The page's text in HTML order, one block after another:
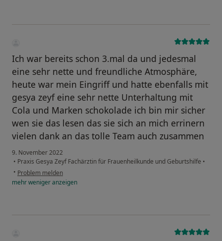
Ich war bereits schon 3.mal da und jedesmal
eine sehr nette und freundliche Atmosphäre,
heute war mein Eingriff und hatte ebenfalls mit
gesya zeyf eine sehr nette Unterhaltung mit
Cola und Marken schokolade ich bin mir sicher
wen sie das lesen das sie sich an mich errinern
vielen dank an das tolle Team auch zusammen
9. November 2022
• Praxis Gesya Zeyf Fachärztin für Frauenheilkunde und Geburtshilfe •
• Problem melden
mehrwenigeranzeigen